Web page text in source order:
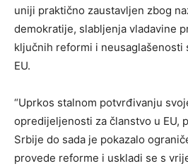
uniji praktično zaustavljen zbog
demokratije, slabljenja vladavine
ključnih reformi i neusaglašenosti
EU.
“Uprkos stalnom potvrđivanju
opredijeljenosti za članstvo u EU,
Srbije do sada je pokazalo
provede reforme i uskladi se s